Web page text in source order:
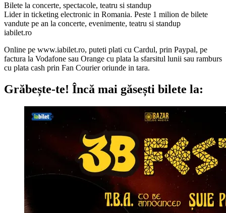
Bilete la concerte, spectacole, teatru si standup
Lider in ticketing electronic in Romania. Peste 1 milion de bilete
vandute pe an la concerte, evenimente, teatru si standup
iabilet.ro
Online pe www.iabilet.ro, puteti plati cu Cardul, prin Paypal, pe
factura la Vodafone sau Orange cu plata la sfarsitul lunii sau ramburs
cu plata cash prin Fan Courier oriunde in tara.
Grăbește-te! Încă mai găsești bilete la: